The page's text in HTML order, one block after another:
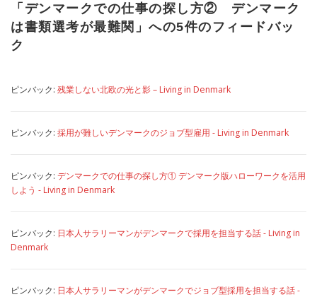
「 デンマークでの仕事の探し方② デンマーク
は書類選考が最難関 」への5件のフィードバッ
ク
ピンバック: 残業しない北欧の光と影 – Living in Denmark
ピンバック: 採用が難しいデンマークのジョブ型雇用 - Living in Denmark
ピンバック: デンマークでの仕事の探し方① デンマーク版ハローワークを活用
しよう - Living in Denmark
ピンバック: 日本人サラリーマンがデンマークで採用を担当する話 - Living in
Denmark
ピンバック: 日本人サラリーマンがデンマークでジョブ型採用を担当する話 -